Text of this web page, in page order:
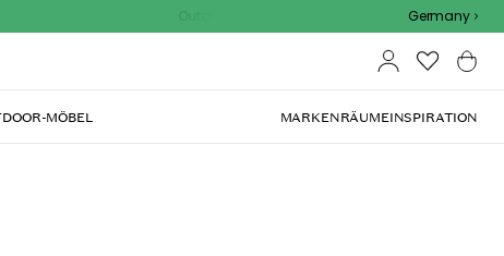
Outdoor Sale - 15% EXTRA rabatt mit codeGermany
MÖBEL MARKENRÄUMEINSPIRATION